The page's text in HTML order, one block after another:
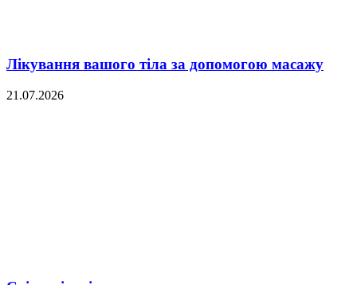
Лікування вашого тіла за допомогою масажу
21.07.2026